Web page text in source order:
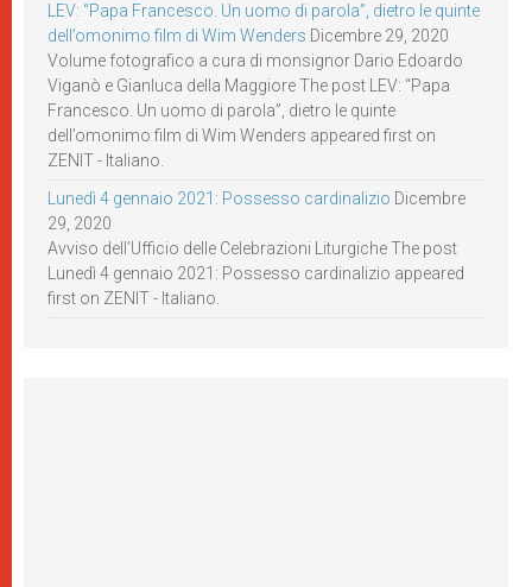
LEV: “Papa Francesco. Un uomo di parola”, dietro le quinte
dell’omonimo film di Wim Wenders Dicembre 29, 2020
Volume fotografico a cura di monsignor Dario Edoardo
Viganò e Gianluca della Maggiore The post LEV: “Papa
Francesco. Un uomo di parola”, dietro le quinte
dell’omonimo film di Wim Wenders appeared first on
ZENIT - Italiano.
Lunedì 4 gennaio 2021: Possesso cardinalizio Dicembre
29, 2020
Avviso dell’Ufficio delle Celebrazioni Liturgiche The post
Lunedì 4 gennaio 2021: Possesso cardinalizio appeared
first on ZENIT - Italiano.